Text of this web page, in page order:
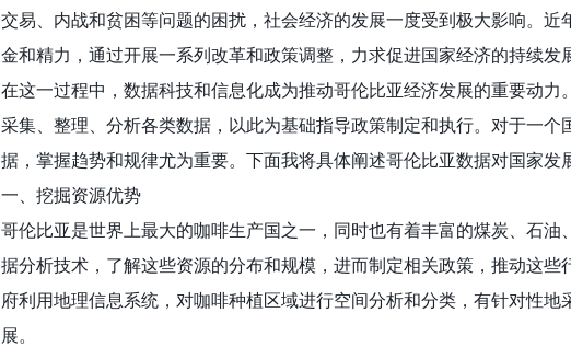
交易、内战和贫困等问题的困扰，社会经济的发展一度受到极大影响。近
金和精力，通过开展一系列改革和政策调整，力求促进国家经济的持续发
在这一过程中，数据科技和信息化成为推动哥伦比亚经济发展的重要动力
采集、整理、分析各类数据，以此为基础指导政策制定和执行。对于一个
据，掌握趋势和规律尤为重要。下面我将具体阐述哥伦比亚数据对国家发
一、挖掘资源优势
哥伦比亚是世界上最大的咖啡生产国之一，同时也有着丰富的煤炭、石油
据分析技术，了解这些资源的分布和规模，进而制定相关政策，推动这些
府利用地理信息系统，对咖啡种植区域进行空间分析和分类，有针对性地
展。